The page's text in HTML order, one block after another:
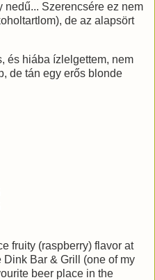
nedű... Szerencsére ez nem
de az alapsört
és hiába ízlelgettem, nem
de tán egy erős blonde
fruity (raspberry) flavor at
Dink Bar & Grill (one of my
beer place in the